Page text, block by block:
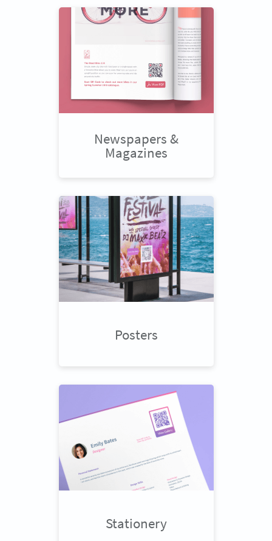
Newspapers &
Magazines
Posters
Stationery